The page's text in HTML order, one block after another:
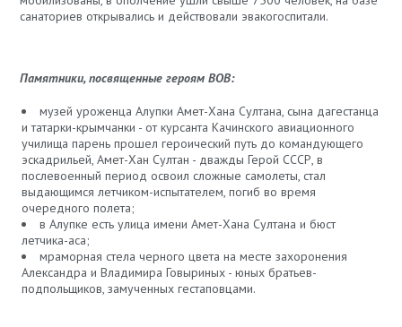
санаториев открывались и действовали эвакогоспитали.
Памятники, посвященные героям ВОВ:
музей уроженца Алупки Амет-Хана Султана, сына дагестанца
и татарки-крымчанки - от курсанта Качинского авиационного
училища парень прошел героический путь до командующего
эскадрильей, Амет-Хан Султан - дважды Герой СССР, в
послевоенный период освоил сложные самолеты, стал
выдающимся летчиком-испытателем, погиб во время
очередного полета;
в Алупке есть улица имени Амет-Хана Султана и бюст
летчика-аса;
мраморная стела черного цвета на месте захоронения
Александра и Владимира Говыриных - юных братьев-
подпольщиков, замученных гестаповцами.